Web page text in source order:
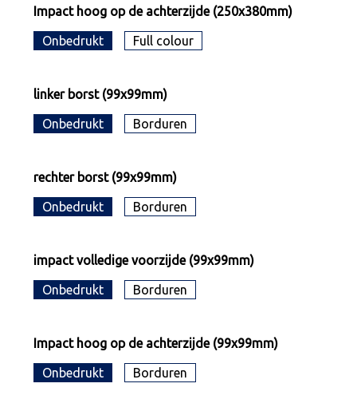
Impact hoog op de achterzijde (250x380mm)
Onbedrukt Full colour
linker borst (99x99mm)
Onbedrukt Borduren
rechter borst (99x99mm)
Onbedrukt Borduren
impact volledige voorzijde (99x99mm)
Onbedrukt Borduren
Impact hoog op de achterzijde (99x99mm)
Onbedrukt Borduren